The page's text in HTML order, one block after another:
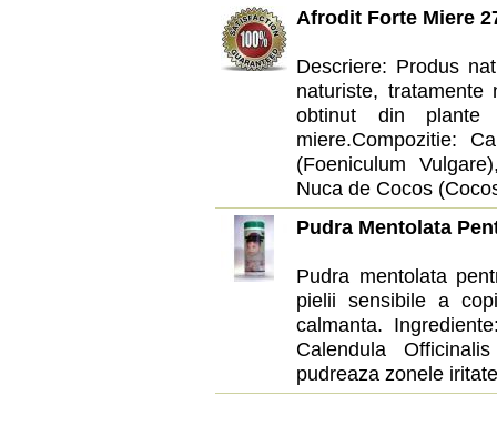
Afrodit Forte Miere
Descriere: Produs
naturiste, tratamente
obtinut din
miere.Compozitie:
(Foeniculum
Nuca de Cocos
Pudra Mentolata
Pudra mentolata
pielii sensibile a
calmanta.
Calendula
pudreaza zonele